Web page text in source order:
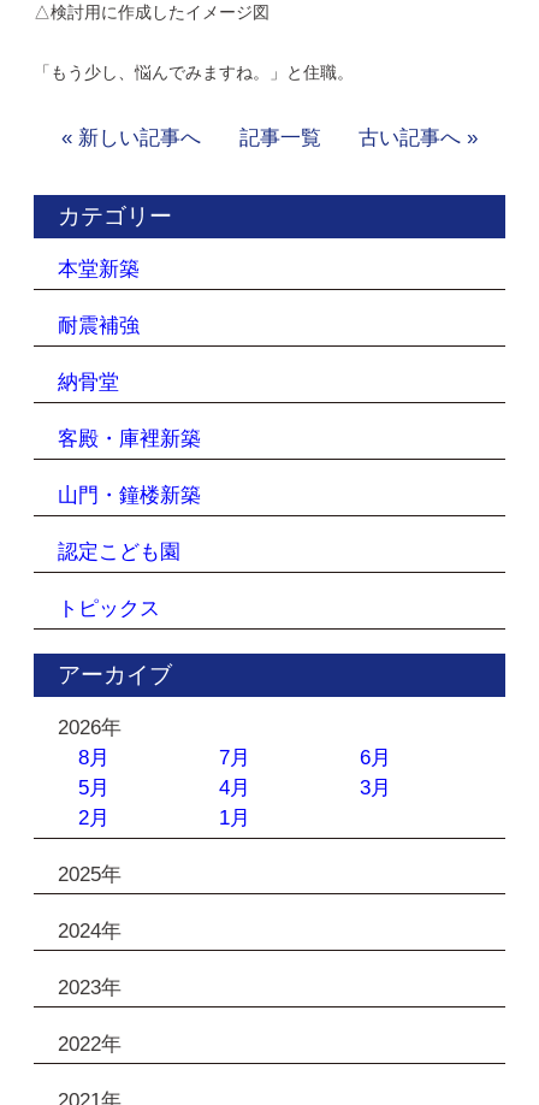
△検討用に作成したイメージ図
「もう少し、悩んでみますね。」と住職。
« 新しい記事へ 記事一覧 古い記事へ »
カテゴリー
本堂新築
耐震補強
納骨堂
客殿・庫裡新築
山門・鐘楼新築
認定こども園
トピックス
アーカイブ
2026年
8月
7月
6月
5月
4月
3月
2月
1月
2025年
2024年
2023年
2022年